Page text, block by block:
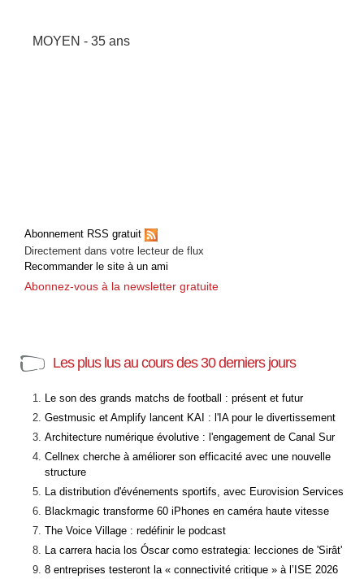
MOYEN - 35 ans
Abonnement RSS gratuit
Directement dans votre lecteur de flux
Recommander le site à un ami
Abonnez-vous à la newsletter gratuite
Les plus lus au cours des 30 derniers jours
Le son des grands matchs de football : présent et futur
Gestmusic et Amplify lancent KAI : l'IA pour le divertissement
Architecture numérique évolutive : l'engagement de Canal Sur
Cellnex cherche à améliorer son efficacité avec une nouvelle
structure
La distribution d'événements sportifs, avec Eurovision Services
Blackmagic transforme 60 iPhones en caméra haute vitesse
The Voice Village : redéfinir le podcast
La carrera hacia los Óscar como estrategia: lecciones de 'Sirât'
8 entreprises testeront la « connectivité critique » à l’ISE 2026